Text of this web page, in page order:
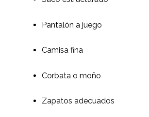
Pantalón a juego
Camisa fina
Corbata o moño
Zapatos adecuados